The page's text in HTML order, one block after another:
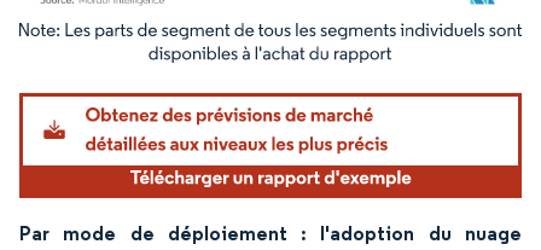
Image © Mordor Intelligence. La réutilisation nécessite une attribution sous CC BY
Par mode de déploiement : l'adoption du nuage